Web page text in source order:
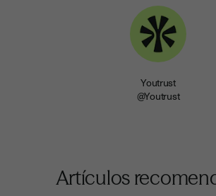
Youtrust
@Youtrust
Artículos